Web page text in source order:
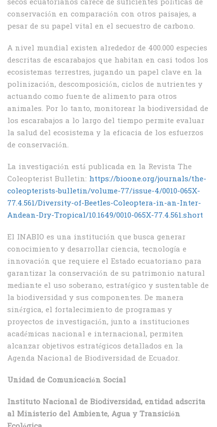
secos ecuatorianos carece de suficientes políticas de
conservación en comparación con otros paisajes, a
pesar de su papel vital en el secuestro de carbono.
A nivel mundial existen alrededor de 400.000 especies
descritas de escarabajos que habitan en casi todos los
ecosistemas terrestres, jugando un papel clave en la
polinización, descomposición, ciclos de nutrientes y
actuando como fuente de alimento para otros
animales. Por lo tanto, monitorear la biodiversidad de
los escarabajos a lo largo del tiempo permite evaluar
la salud del ecosistema y la eficacia de los esfuerzos
de conservación.
La investigación está publicada en la Revista The
Coleopterist Bulletin: https://bioone.org/journals/the-
coleopterists-bulletin/volume-77/issue-4/0010-065X-
77.4.561/Diversity-of-Beetles-Coleoptera-in-an-Inter-
Andean-Dry-Tropical/10.1649/0010-065X-77.4.561.short
El INABIO es una institución que busca generar
conocimiento y desarrollar ciencia, tecnología e
innovación que requiere el Estado ecuatoriano para
garantizar la conservación de su patrimonio natural
mediante el uso soberano, estratégico y sustentable de
la biodiversidad y sus componentes. De manera
sinérgica, el fortalecimiento de programas y
proyectos de investigación, junto a instituciones
académicas nacional e internacional, permiten
alcanzar objetivos estratégicos detallados en la
Agenda Nacional de Biodiversidad de Ecuador.
Unidad de Comunicación Social
Instituto Nacional de Biodiversidad, entidad adscrita
al Ministerio del Ambiente, Agua y Transición